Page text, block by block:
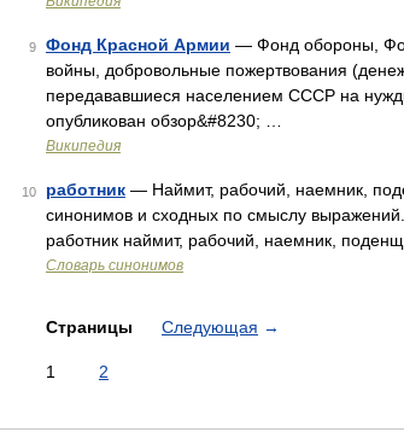
9 Фонд Красной Армии — Фонд обороны,
войны, добровольные пожертвования
передававшиеся населением СССР на
опубликован обзор&#8230; …
Википедия
10 работник — Наймит, рабочий, наемник,
синонимов и сходных по смыслу
работник наймит, рабочий, наемник,
Словарь синонимов
Страницы Следующая →
1 2